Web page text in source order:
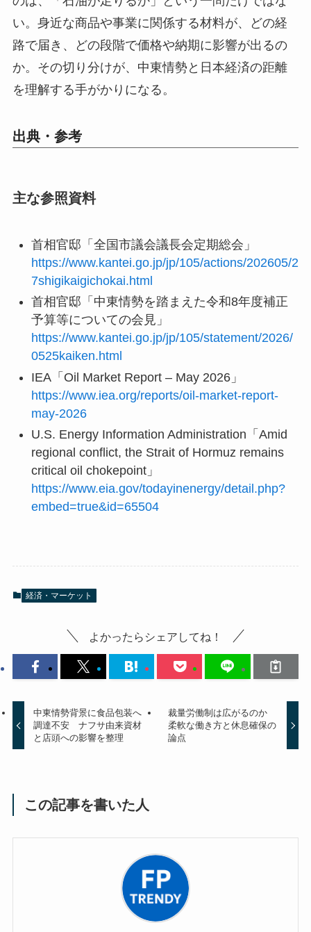
い。身近な商品や事業に関係する材料が、どの経
路で届き、どの段階で価格や納期に影響が出るの
か。その切り分けが、中東情勢と日本経済の距離
を理解する手がかりになる。
出典・参考
主な参照資料
首相官邸「全国市議会議長会定期総会」
https://www.kantei.go.jp/jp/105/actions/202605/2
7shigikaigichokai.html
首相官邸「中東情勢を踏まえた令和8年度補正
予算等についての会見」
https://www.kantei.go.jp/jp/105/statement/2026/
0525kaiken.html
IEA「Oil Market Report – May 2026」
https://www.iea.org/reports/oil-market-report-
may-2026
U.S. Energy Information Administration「Amid
regional conflict, the Strait of Hormuz remains
critical oil chokepoint」
https://www.eia.gov/todayinenergy/detail.php?
embed=true&id=65504
経済・マーケット
よかったらシェアしてね！
中東情勢背景に食品包装へ
調達不安 ナフサ由来資材
と店頭への影響を整理
裁量労働制は広がるのか
柔軟な働き方と休息確保の
論点
この記事を書いた人